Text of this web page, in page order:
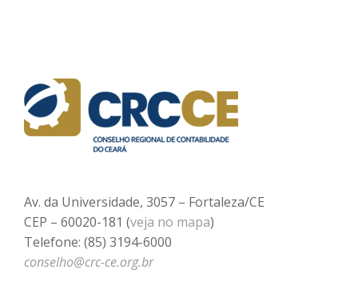
Av. da Universidade, 3057 – Fortaleza/CE
CEP – 60020-181 (veja no mapa)
Telefone: (85) 3194-6000
conselho@crc-ce.org.br